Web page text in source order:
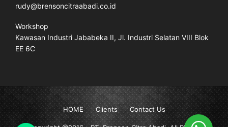
rudy@brensoncitraabadi.co.id
Workshop
Kawasan Industri Jababeka II, Jl. Industri Selatan VIII Blok
EE 6C
HOME Clients Contact Us